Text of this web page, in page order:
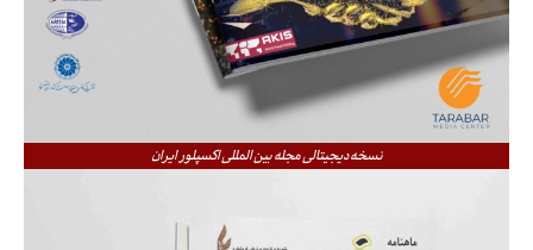
نسخه دیجیتالی مجله بین المللی اکسپلور ایران